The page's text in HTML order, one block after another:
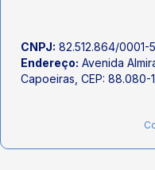
CNPJ: 82.512.864/0001-
Endereço: Avenida
Capoeiras, CEP: 88.080-